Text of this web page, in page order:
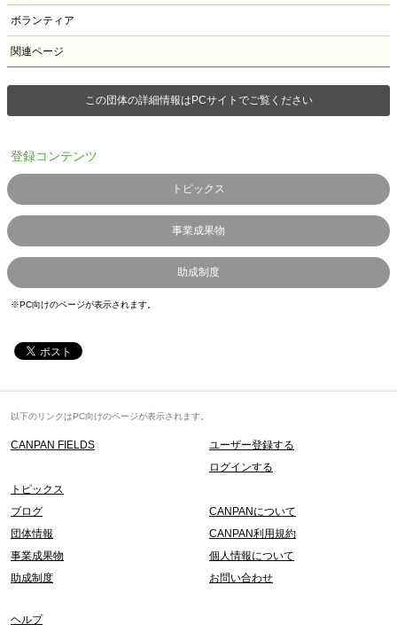
ボランティア
関連ページ
この団体の詳細情報はPCサイトでご覧ください
登録コンテンツ
トピックス
事業成果物
助成制度
※PC向けのページが表示されます。
以下のリンクはPC向けのページが表示されます。
CANPAN FIELDS
ユーザー登録する
ログインする
トピックス
ブログ
団体情報
事業成果物
助成制度
CANPANについて
CANPAN利用規約
個人情報について
お問い合わせ
ヘルプ